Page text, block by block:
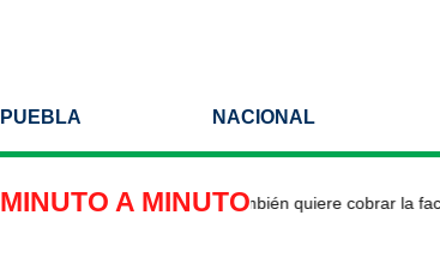
PUEBLA NACIONAL
MINUTO A MINUTO
el aumento… pero también quiere cobrar la factura